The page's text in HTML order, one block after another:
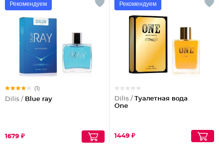
Рекомендуем
(1)
Dilis / Blue ray
1679 ₽
Рекомендуем
Dilis / Туалетная вода
One
1449 ₽